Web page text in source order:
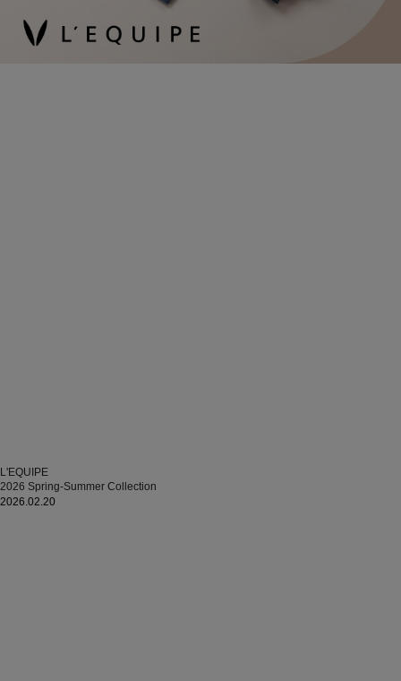
L'EQUIPE
2026 Spring-Summer Collection
2026.02.20